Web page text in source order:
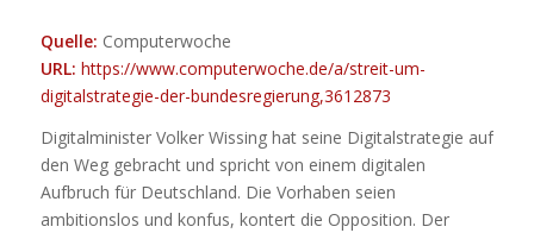
Quelle: Computerwoche
URL: https://www.computerwoche.de/a/streit-um-
digitalstrategie-der-bundesregierung,3612873
Digitalminister Volker Wissing hat seine Digitalstrategie auf
den Weg gebracht und spricht von einem digitalen
Aufbruch für Deutschland. Die Vorhaben seien
ambitionslos und konfus, kontert die Opposition. Der